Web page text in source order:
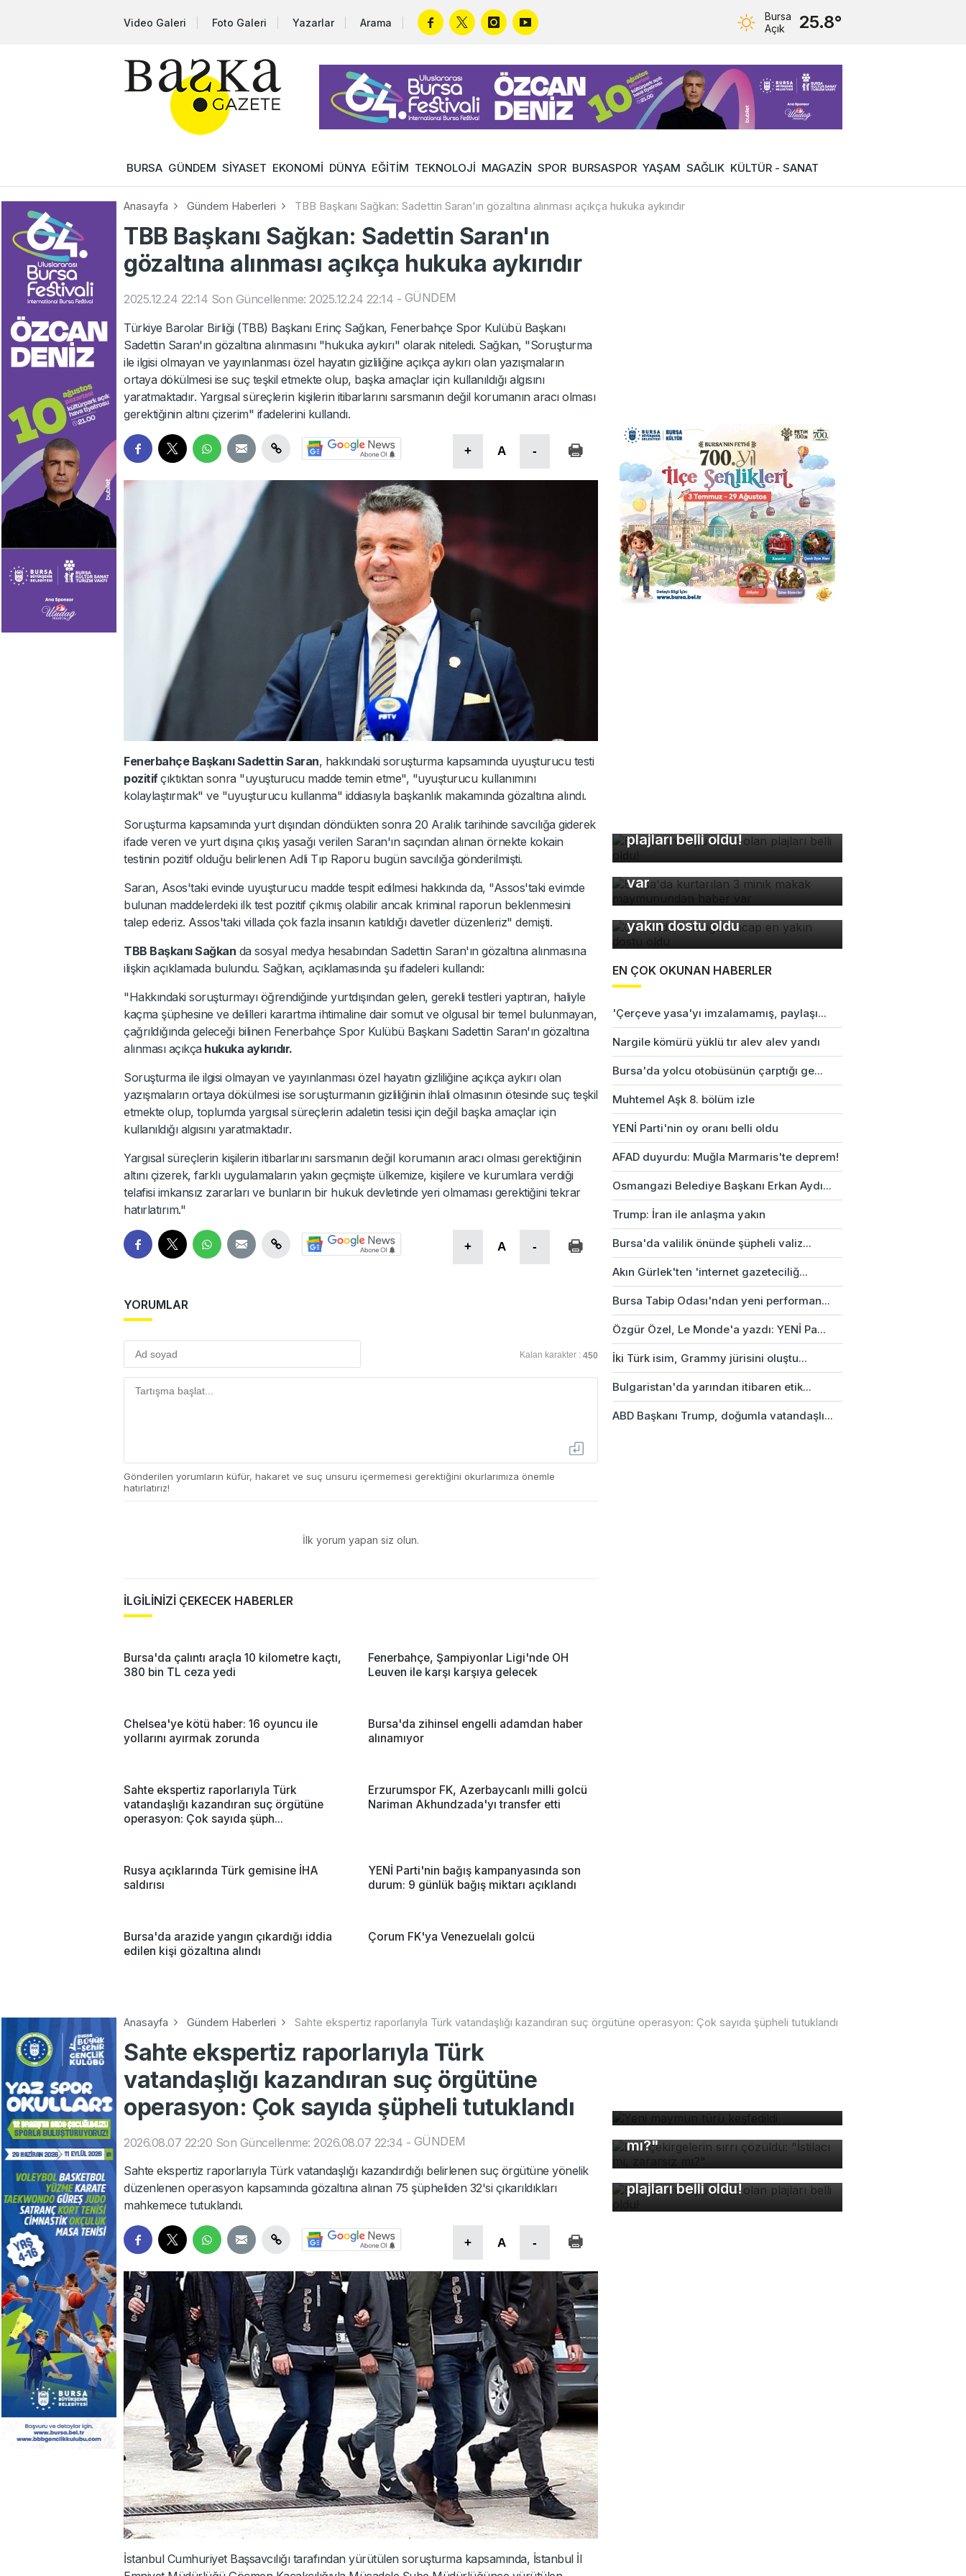
Video Galeri Foto Galeri Yazarlar Arama
Bursa
Açık
25.8°
BURSA GÜNDEM SİYASET EKONOMİ DÜNYA EĞİTİM TEKNOLOJİ MAGAZİN SPOR BURSASPOR YAŞAM SAĞLIK KÜLTÜR - SANAT
Anasayfa Gündem Haberleri TBB Başkanı Sağkan: Sadettin Saran'ın gözaltına alınması açıkça hukuka aykırıdır
TBB Başkanı Sağkan: Sadettin Saran'ın
gözaltına alınması açıkça hukuka aykırıdır
2025.12.24 22:14 Son Güncellenme: 2025.12.24 22:14 - GÜNDEM
Türkiye Barolar Birliği (TBB) Başkanı Erinç Sağkan, Fenerbahçe Spor Kulübü Başkanı
Sadettin Saran'ın gözaltına alınmasını "hukuka aykırı" olarak niteledi. Sağkan, "Soruşturma
ile ilgisi olmayan ve yayınlanması özel hayatın gizliliğine açıkça aykırı olan yazışmaların
ortaya dökülmesi ise suç teşkil etmekte olup, başka amaçlar için kullanıldığı algısını
yaratmaktadır. Yargısal süreçlerin kişilerin itibarlarını sarsmanın değil korumanın aracı olması
gerektiğinin altını çizerim" ifadelerini kullandı.
+ A -
Fenerbahçe Başkanı Sadettin Saran, hakkındaki soruşturma kapsamında uyuşturucu testi
pozitifçıktıktan sonra "uyuşturucu madde temin etme", "uyuşturucu kullanımını
kolaylaştırmak" ve "uyuşturucu kullanma" iddiasıyla başkanlık makamında gözaltına alındı.
Soruşturma kapsamında yurt dışından döndükten sonra 20 Aralık tarihinde savcılığa giderek
ifade veren ve yurt dışına çıkış yasağı verilen Saran'ın saçından alınan örnekte kokain
testinin pozitif olduğu belirlenen Adli Tıp Raporu bugün savcılığa gönderilmişti.
Saran, Asos'taki evinde uyuşturucu madde tespit edilmesi hakkında da, "Assos'taki evimde
bulunan maddelerdeki ilk test pozitif çıkmış olabilir ancak kriminal raporun beklenmesini
talep ederiz. Assos'taki villada çok fazla insanın katıldığı davetler düzenleriz" demişti.
TBB Başkanı Sağkan da sosyal medya hesabından Sadettin Saran'ın gözaltına alınmasına
ilişkin açıklamada bulundu. Sağkan, açıklamasında şu ifadeleri kullandı:
"Hakkındaki soruşturmayı öğrendiğinde yurtdışından gelen, gerekli testleri yaptıran, haliyle
kaçma şüphesine ve delilleri karartma ihtimaline dair somut ve olgusal bir temel bulunmayan,
çağrıldığında geleceği bilinen Fenerbahçe Spor Kulübü Başkanı Sadettin Saran'ın gözaltına
alınması açıkça hukuka aykırıdır.
Soruşturma ile ilgisi olmayan ve yayınlanması özel hayatın gizliliğine açıkça aykırı olan
yazışmaların ortaya dökülmesi ise soruşturmanın gizliliğinin ihlali olmasının ötesinde suç teşkil
etmekte olup, toplumda yargısal süreçlerin adaletin tesisi için değil başka amaçlar için
kullanıldığı algısını yaratmaktadır.
Yargısal süreçlerin kişilerin itibarlarını sarsmanın değil korumanın aracı olması gerektiğinin
altını çizerek, farklı uygulamaların yakın geçmişte ülkemize, kişilere ve kurumlara verdiği
telafisi imkansız zararları ve bunların bir hukuk devletinde yeri olmaması gerektiğini tekrar
hatırlatırım."
+ A -
YORUMLAR
Kalan karakter : 450
Gönderilen yorumların küfür, hakaret ve suç unsuru içermemesi gerektiğini okurlarımıza önemle
hatırlatırız!
İlk yorum yapan siz olun.
İLGİLİNİZİ ÇEKECEK HABERLER
Bursa'da çalıntı araçla 10 kilometre kaçtı,
380 bin TL ceza yedi
Fenerbahçe, Şampiyonlar Ligi'nde OH
Leuven ile karşı karşıya gelecek
Chelsea'ye kötü haber: 16 oyuncu ile
yollarını ayırmak zorunda
Bursa'da zihinsel engelli adamdan haber
alınamıyor
Sahte ekspertiz raporlarıyla Türk
vatandaşlığı kazandıran suç örgütüne
operasyon: Çok sayıda şüph...
Erzurumspor FK, Azerbaycanlı milli golcü
Nariman Akhundzada'yı transfer etti
Rusya açıklarında Türk gemisine İHA
saldırısı
YENİ Parti'nin bağış kampanyasında son
durum: 9 günlük bağış miktarı açıklandı
Bursa'da arazide yangın çıkardığı iddia
edilen kişi gözaltına alındı
Çorum FK'ya Venezuelalı golcü
plajları belli oldu!
Bursa'da kurtarılan 3 minik
makak maymunundan haber
var
Ormanda bulduğu sincap en
yakın dostu oldu
EN ÇOK OKUNAN HABERLER
'Çerçeve yasa'yı imzalamamış, paylaşı...
Nargile kömürü yüklü tır alev alev yandı
Bursa'da yolcu otobüsünün çarptığı ge...
Muhtemel Aşk 8. bölüm izle
YENİ Parti'nin oy oranı belli oldu
AFAD duyurdu: Muğla Marmaris'te deprem!
Osmangazi Belediye Başkanı Erkan Aydı...
Trump: İran ile anlaşma yakın
Bursa'da valilik önünde şüpheli valiz...
Akın Gürlek'ten 'internet gazeteciliğ...
Bursa Tabip Odası'ndan yeni performan...
Özgür Özel, Le Monde'a yazdı: YENİ Pa...
İki Türk isim, Grammy jürisini oluştu...
Bulgaristan'da yarından itibaren etik...
ABD Başkanı Trump, doğumla vatandaşlı...
Anasayfa Gündem Haberleri Sahte ekspertiz raporlarıyla Türk vatandaşlığı kazandıran suç örgütüne operasyon: Çok sayıda şüpheli tutuklandı
Sahte ekspertiz raporlarıyla Türk
vatandaşlığı kazandıran suç örgütüne
operasyon: Çok sayıda şüpheli tutuklandı
2026.08.07 22:20 Son Güncellenme: 2026.08.07 22:34 - GÜNDEM
Sahte ekspertiz raporlarıyla Türk vatandaşlığı kazandırdığı belirlenen suç örgütüne yönelik
düzenlenen operasyon kapsamında gözaltına alınan 75 şüpheliden 32'si çıkarıldıkları
mahkemece tutuklandı.
+ A -
İstanbul Cumhuriyet Başsavcılığı tarafından yürütülen soruşturma kapsamında, İstanbul İl
Dev çekirgelerin sırrı
çözüldü: "İstilacı mı, zararsız
mı?"
Bursa'nın suyu temiz olan
plajları belli oldu!